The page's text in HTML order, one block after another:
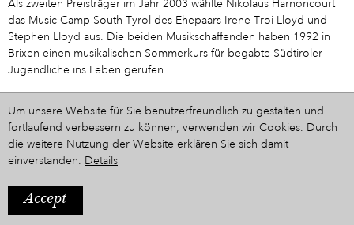
Als zweiten Preisträger im Jahr 2003 wählte Nikolaus Harnoncourt
das Music Camp South Tyrol des Ehepaars Irene Troi Lloyd und
Stephen Lloyd aus. Die beiden Musikschaffenden haben 1992 in
Brixen einen musikalischen Sommerkurs für begabte Südtiroler
Jugendliche ins Leben gerufen.
Die Preisträger des Jahres 2005 sind die Dresdner Musiker des
Blechbläserquintetts „Passion des Cuivres“, das sich zur Aufgabe
gemacht hat, Blechbläserkammermusik des 19. Jahrhunderts, vor
allem des Biedermeier, auf jenen in dieser Zeit verwendeten
Zur Zeitleiste
Um unsere Website für Sie benutzerfreundlich zu gestalten und
fortlaufend verbessern zu können, verwenden wir Cookies. Durch
die weitere Nutzung der Website erklären Sie sich damit
einverstanden. Details
Accept